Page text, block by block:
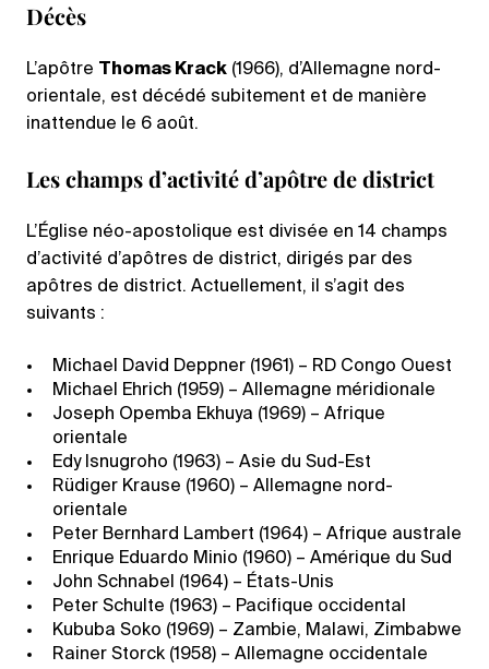
Décès
L’apôtre Thomas Krack (1966), d’Allemagne nord-
orientale, est décédé subitement et de manière
inattendue le 6 août.
Les champs d’activité d’apôtre de district
L’Église néo-apostolique est divisée en 14 champs
d’activité d’apôtres de district, dirigés par des
apôtres de district. Actuellement, il s’agit des
suivants :
Michael David Deppner (1961) – RD Congo Ouest
Michael Ehrich (1959) – Allemagne méridionale
Joseph Opemba Ekhuya (1969) – Afrique
orientale
Edy Isnugroho (1963) – Asie du Sud-Est
Rüdiger Krause (1960) – Allemagne nord-
orientale
Peter Bernhard Lambert (1964) – Afrique australe
Enrique Eduardo Minio (1960) – Amérique du Sud
John Schnabel (1964) – États-Unis
Peter Schulte (1963) – Pacifique occidental
Kububa Soko (1969) – Zambie, Malawi, Zimbabwe
Rainer Storck (1958) – Allemagne occidentale